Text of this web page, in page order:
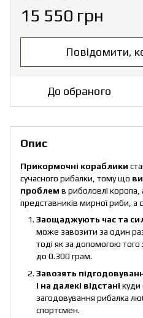
15 550 грн
Повідомити,
До обраного
Опис
Прикормочні кораблики
сучасного рибалки, тому що
проблем в риболовлі
представників мирної риби, а
Заощаджують час та
може завозити за один раз
тоді як за допомогою
до 0.300 грам.
Завозять
і на далекі відстані куди
загодовування рибалка
спортсмен.